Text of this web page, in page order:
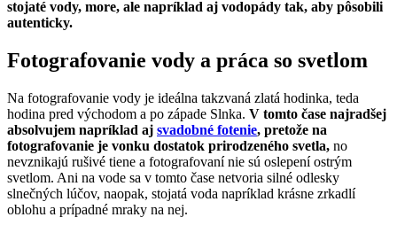
stojaté vody, more, ale napríklad aj vodopády tak, aby pôsobili
autenticky.
Fotografovanie vody a práca so svetlom
Na fotografovanie vody je ideálna takzvaná zlatá hodinka, teda
hodina pred východom a po západe Slnka. V tomto čase najradšej
absolvujem napríklad aj svadobné fotenie, pretože na
fotografovanie je vonku dostatok prirodzeného svetla, no
nevznikajú rušivé tiene a fotografovaní nie sú oslepení ostrým
svetlom. Ani na vode sa v tomto čase netvoria silné odlesky
slnečných lúčov, naopak, stojatá voda napríklad krásne zrkadlí
oblohu a prípadné mraky na nej.